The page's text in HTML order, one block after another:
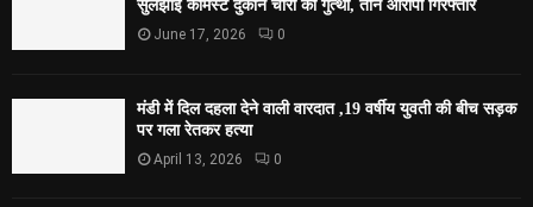
सुलझाई कैमिस्ट दुकान चोरी की गुत्थी, तीन आरोपी गिरफ्तार
June 17, 2026 0
मंडी में दिल दहला देने वाली वारदात ,19 वर्षीय युवती की बीच सड़क
पर गला रेतकर हत्या
April 13, 2026 0